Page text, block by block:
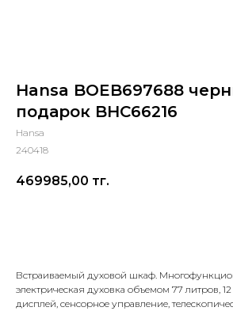
Hansa BOEB697688
подарок BHC66216
Hansa
240418
469985,00 тг.
Встраиваемый духовой шкаф.
электрическая духовка объемом 77 литров,
дисплей, сенсорное управление,